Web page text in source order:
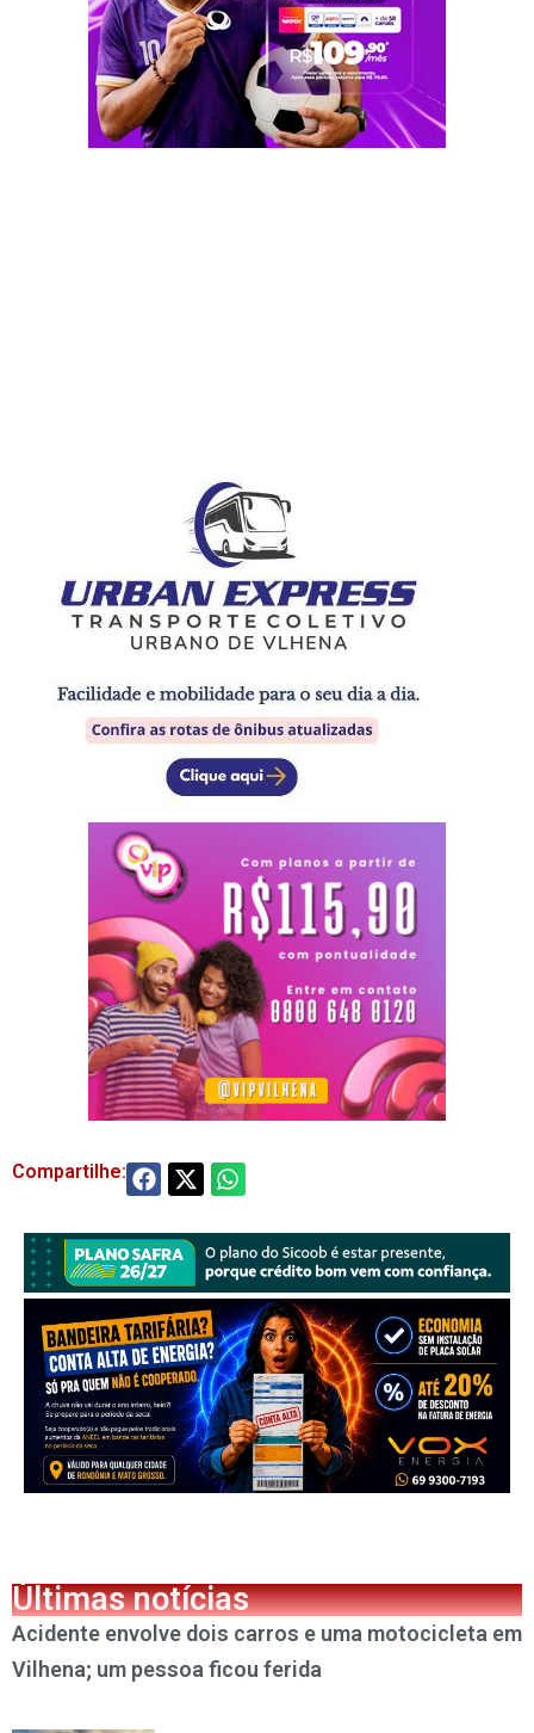
Compartilhe:
Últimas notícias
Acidente envolve dois carros e uma motocicleta em
Vilhena; um pessoa ficou ferida